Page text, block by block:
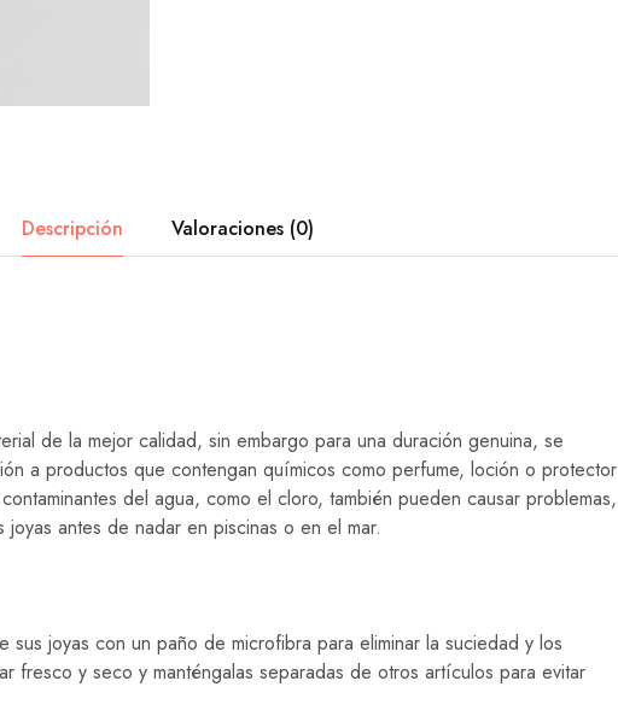
Descripción Valoraciones (0)
de la mejor calidad, sin embargo para una duración genuina, se
a productos que contengan químicos como perfume, loción o protector
del agua, como el cloro, también pueden causar problemas,
antes de nadar en piscinas o en el mar.
sus joyas con un paño de microfibra para eliminar la suciedad y los
fresco y seco y manténgalas separadas de otros artículos para evitar